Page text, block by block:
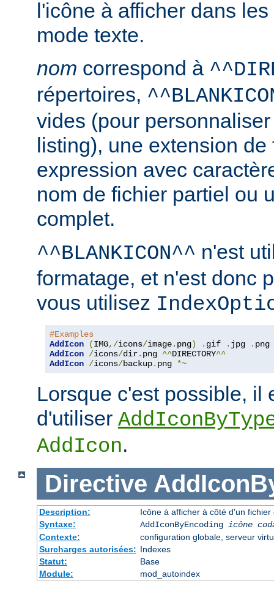
l'icône à afficher dans
mode texte.
nom correspond à
répertoires,
vides (pour
listing), une extension de
expression avec
nom de fichier partiel ou
complet.
^^BLANKICON^^ n'est
formatage, et n'est donc
vous utilisez
#Examples
AddIcon
(IMG,/icons/image. png) . gif . jpg .
AddIcon /icons/dir. png ^^DIRECTORY^^
AddIcon /icons/backup. png *~
Lorsque c'est possible, il
d'utiliser
AddIcon.
Directive
Description:
Icône à afficher à côté d'un
Syntaxe:
AddIconByEncoding icône
Contexte:
configuration globale, serveur
Surcharges autorisées: Indexes
Statut:
Base
Module:
mod_autoindex